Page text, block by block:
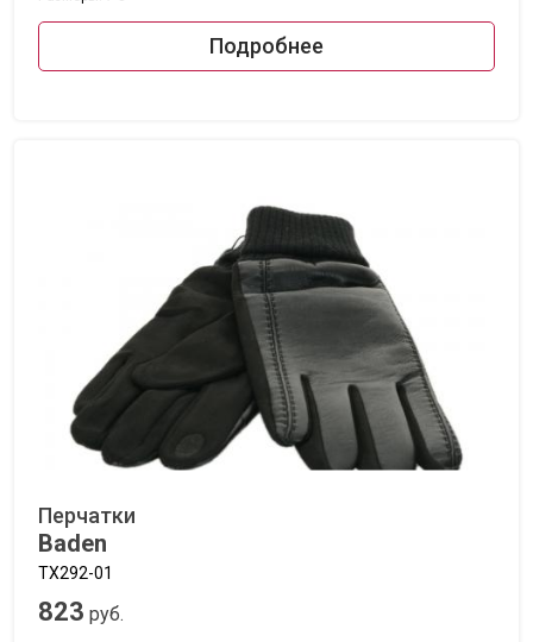
Подробнее
Перчатки
Baden
TX292-01
823 руб.